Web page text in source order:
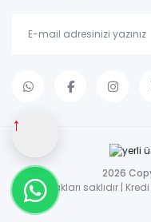
↑
2026
Tüm hakları saklıdır |